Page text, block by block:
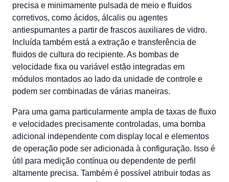
precisa e minimamente pulsada de meio e fluidos
corretivos, como ácidos, álcalis ou agentes
antiespumantes a partir de frascos auxiliares de vidro.
Incluída também está a extração e transferência de
fluidos de cultura do recipiente. As bombas de
velocidade fixa ou variável estão integradas em
módulos montados ao lado da unidade de controle e
podem ser combinadas de várias maneiras.
Para uma gama particularmente ampla de taxas de fluxo
e velocidades precisamente controladas, uma bomba
adicional independente com display local e elementos
de operação pode ser adicionada à configuração. Isso é
útil para medição contínua ou dependente de perfil
altamente precisa. Também é possível atribuir todas as